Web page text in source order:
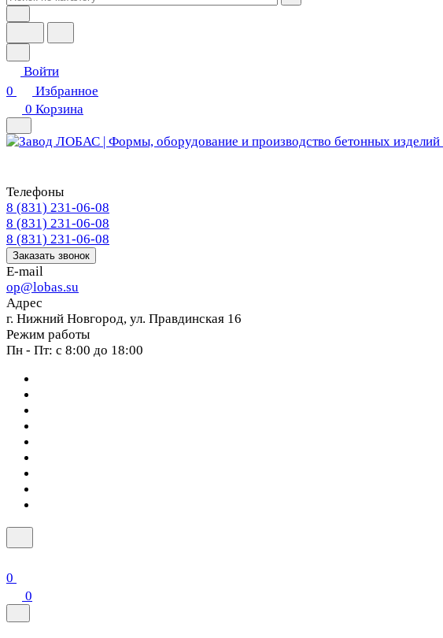
Войти
0
Избранное
0 Корзина
Телефоны
8 (831) 231-06-08
8 (831) 231-06-08
8 (831) 231-06-08
Заказать звонок
E-mail
op@lobas.su
Адрес
г. Нижний Новгород, ул. Правдинская 16
Режим работы
Пн - Пт: с 8:00 до 18:00
0
0